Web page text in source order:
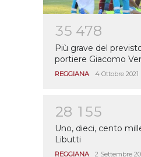
35 478
Più grave del
portiere Giacomo
REGGIANA 4 Ottobre 2021
28 1 55
Uno, dieci, cento
Libutti
REGGIANA 2 Settembre